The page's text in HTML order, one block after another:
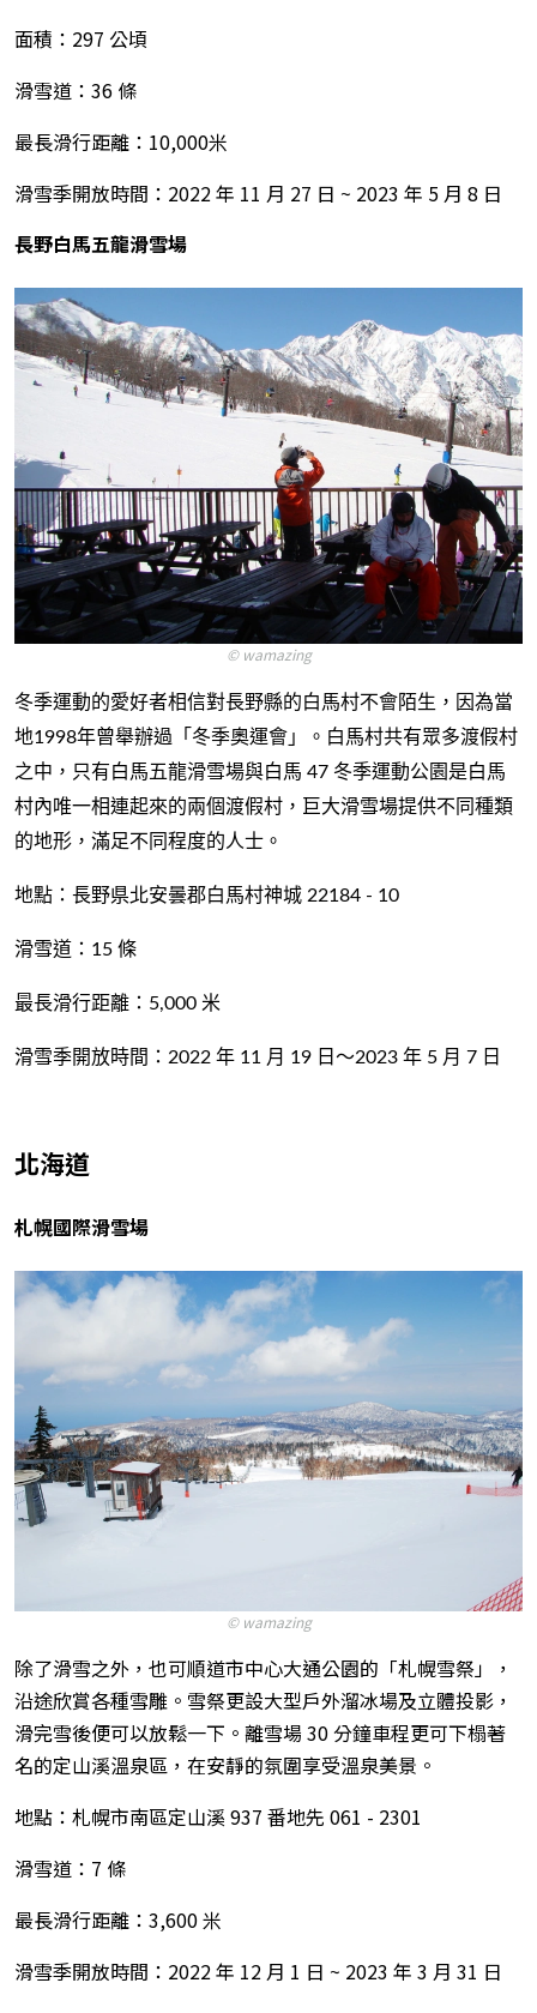
面積：297 公頃
滑雪道：36 條
最長滑行距離：10,000米
滑雪季開放時間：2022 年 11 月 27 日 ~ 2023 年 5 月 8 日
長野白馬五龍滑雪場
© wamazing
冬季運動的愛好者相信對長野縣的白馬村不會陌生，因為當
地1998年曾舉辦過「冬季奧運會」。白馬村共有眾多渡假村
之中，只有白馬五龍滑雪場與白馬 47 冬季運動公園是白馬
村內唯一相連起來的兩個渡假村，巨大滑雪場提供不同種類
的地形，滿足不同程度的人士。
地點：長野県北安曇郡白馬村神城 22184 - 10
滑雪道：15 條
最長滑行距離：5,000 米
滑雪季開放時間：2022 年 11 月 19 日～2023 年 5 月 7 日
北海道
札幌國際滑雪場
© wamazing
除了滑雪之外，也可順道市中心大通公園的「札幌雪祭」，
沿途欣賞各種雪雕。雪祭更設大型戶外溜冰場及立體投影，
滑完雪後便可以放鬆一下。離雪場 30 分鐘車程更可下榻著
名的定山溪溫泉區，在安靜的氛圍享受溫泉美景。
地點：札幌市南區定山溪 937 番地先 061 - 2301
滑雪道：7 條
最長滑行距離：3,600 米
滑雪季開放時間：2022 年 12 月 1 日 ~ 2023 年 3 月 31 日